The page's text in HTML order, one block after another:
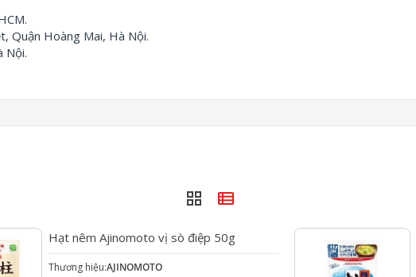
Quận Hoàng Mai, Hà Nội.
Nội.
grid_view view_list
Hạt nêm Ajinomoto vị sò điệp 50g
Thương hiệu:AJINOMOTO